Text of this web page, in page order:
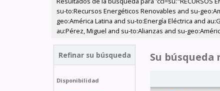
su-to:Recursos Energéticos Renovables and su-
geo:América Latina and su-to:Energía Eléctrica and
au:Pérez, Miguel and su-to:Alianzas and su-
Refinar su búsqueda
Disponibilidad
Su búsqueda